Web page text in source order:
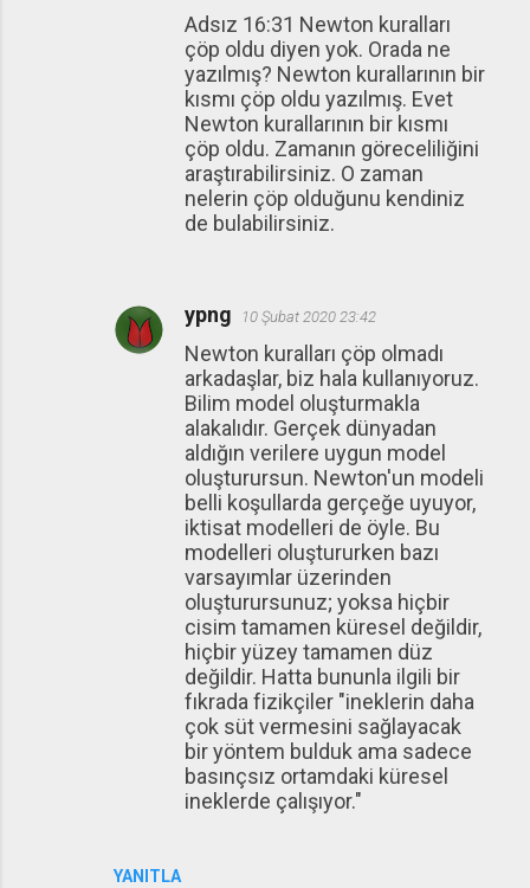
YANITLA
Adsız 16:31 Newton kuralları
çöp oldu diyen yok. Orada ne
yazılmış? Newton kurallarının bir
kısmı çöp oldu yazılmış. Evet
Newton kurallarının bir kısmı
çöp oldu. Zamanın göreceliliğini
araştırabilirsiniz. O zaman
nelerin çöp olduğunu kendiniz
de bulabilirsiniz.
ypng 10 Şubat 2020 23:42
Newton kuralları çöp olmadı
arkadaşlar, biz hala kullanıyoruz.
Bilim model oluşturmakla
alakalıdır. Gerçek dünyadan
aldığın verilere uygun model
oluşturursun. Newton'un modeli
belli koşullarda gerçeğe uyuyor,
iktisat modelleri de öyle. Bu
modelleri oluştururken bazı
varsayımlar üzerinden
oluşturursunuz; yoksa hiçbir
cisim tamamen küresel değildir,
hiçbir yüzey tamamen düz
değildir. Hatta bununla ilgili bir
fıkrada fizikçiler "ineklerin daha
çok süt vermesini sağlayacak
bir yöntem bulduk ama sadece
basınçsız ortamdaki küresel
ineklerde çalışıyor."